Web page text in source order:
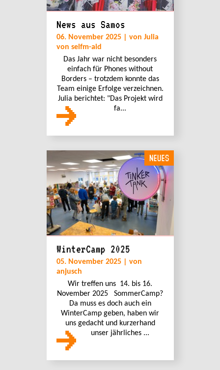
News aus Samos
06. November 2025 | von Julia
von selfm-aid
Das Jahr war nicht besonders
einfach für Phones without
Borders – trotzdem konnte das
Team einige Erfolge verzeichnen.
Julia berichtet: "Das Projekt wird
fa...
NEUES
WinterCamp 2025
05. November 2025 | von
anjusch
Wir treffen uns 14. bis 16.
November 2025 SommerCamp?
Da muss es doch auch ein
WinterCamp geben, haben wir
uns gedacht und kurzerhand
unser jährliches ...